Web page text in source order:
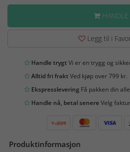
HANDLE
Legg til i
Handle trygtVi er en trygg og
Alltid fri fraktVed kjøp over 799 kr.
Ekspresslevering Få pakken din
Handle nå, betal senereVelg
Produktinformasjon